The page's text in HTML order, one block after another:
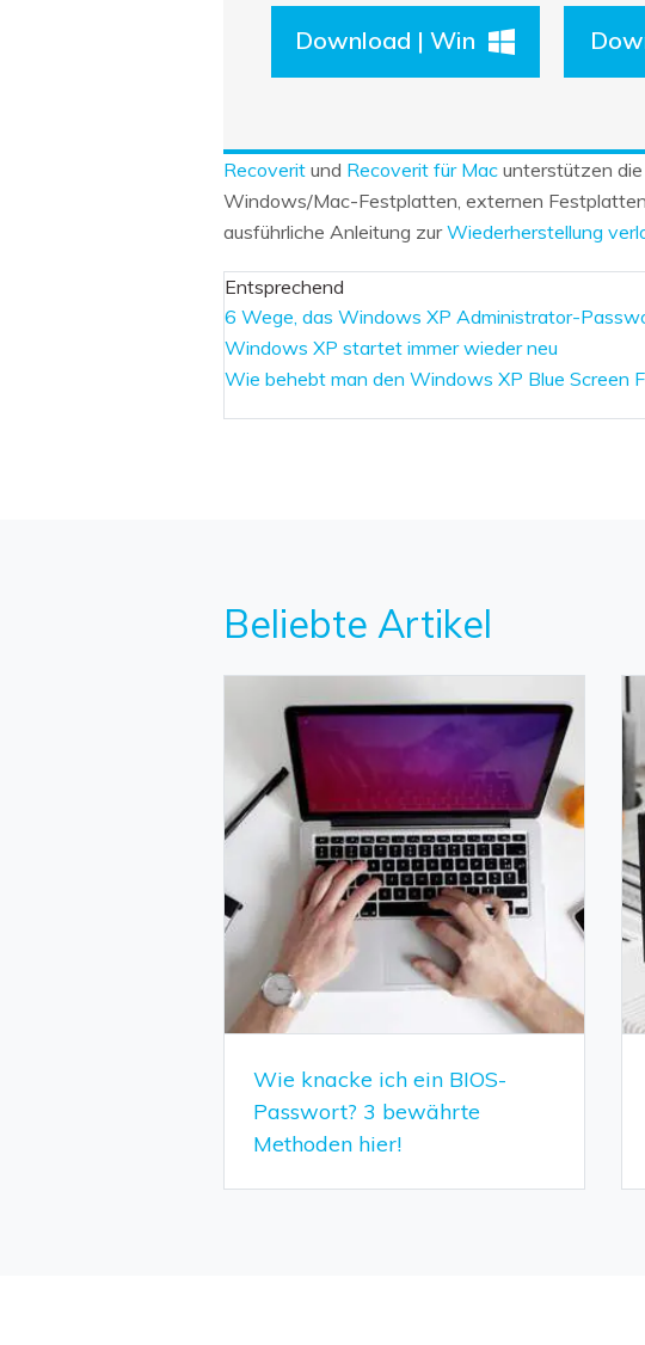
Download | Win
Recoverit und Recoverit für Mac unterstützen
Windows/Mac-Festplatten, externen
ausführliche Anleitung zurWiederherstellung
Entsprechend
6 Wege, das Windows XP Administrator-
Windows XP startet immer wieder neu
Wie behebt man den Windows XP Blue Screen
Beliebte Artikel
Wie knacke ich ein BIOS-
Passwort? 3 bewährte
Methoden hier!